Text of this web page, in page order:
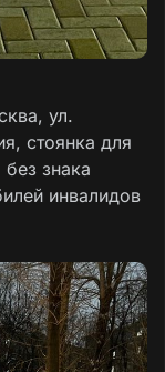
ул.
стоянка для
знака
инвалидов